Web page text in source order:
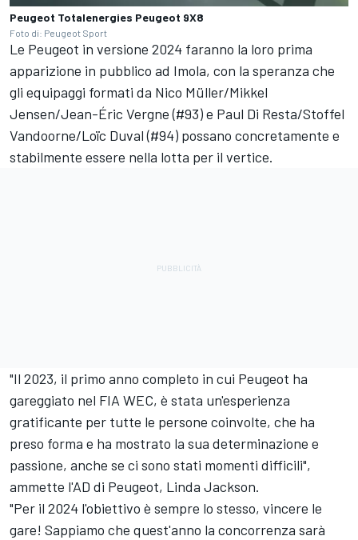
Peugeot Totalenergies Peugeot 9X8
Foto di: Peugeot Sport
Le Peugeot in versione 2024 faranno la loro prima
apparizione in pubblico ad Imola, con la speranza che
gli equipaggi formati da Nico Müller/Mikkel
Jensen/Jean-Éric Vergne (#93) e Paul Di Resta/Stoffel
Vandoorne/Loïc Duval (#94) possano concretamente e
stabilmente essere nella lotta per il vertice.
"Il 2023, il primo anno completo in cui Peugeot ha
gareggiato nel FIA WEC, è stata un'esperienza
gratificante per tutte le persone coinvolte, che ha
preso forma e ha mostrato la sua determinazione e
passione, anche se ci sono stati momenti difficili",
ammette l'AD di Peugeot, Linda Jackson.
"Per il 2024 l'obiettivo è sempre lo stesso, vincere le
gare! Sappiamo che quest'anno la concorrenza sarà